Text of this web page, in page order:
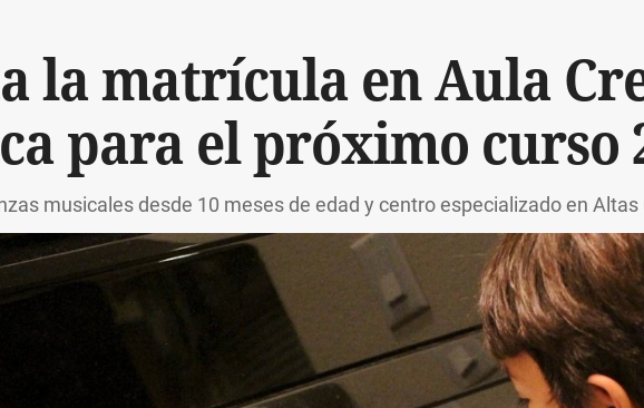
la matrícula en Aula
para el próximo curso
musicales desde 10 meses de edad y centro especializado en